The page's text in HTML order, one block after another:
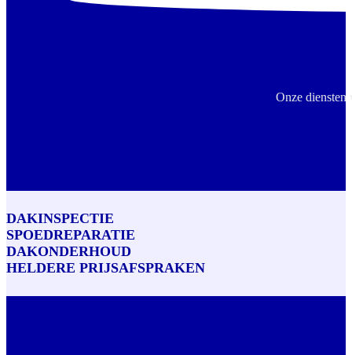
Onze diensten
DAKINSPECTIE
SPOEDREPARATIE
DAKONDERHOUD
HELDERE PRIJSAFSPRAKEN